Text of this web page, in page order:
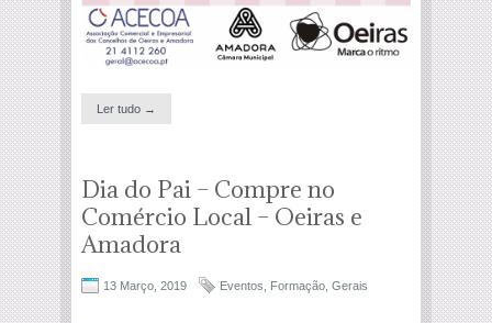
Ler tudo →
Dia do Pai – Compre no
Comércio Local – Oeiras e
Amadora
13 Março, 2019 Eventos Formação Gerais